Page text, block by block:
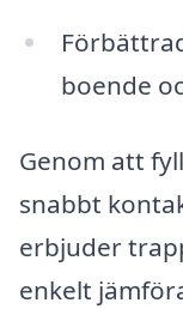
boende
Genom att
snabbt
erbjuder
enkelt